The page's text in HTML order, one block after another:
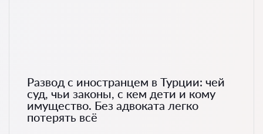
Развод с иностранцем в Турции: чей
суд, чьи законы, с кем дети и кому
имущество. Без адвоката легко
потерять всё